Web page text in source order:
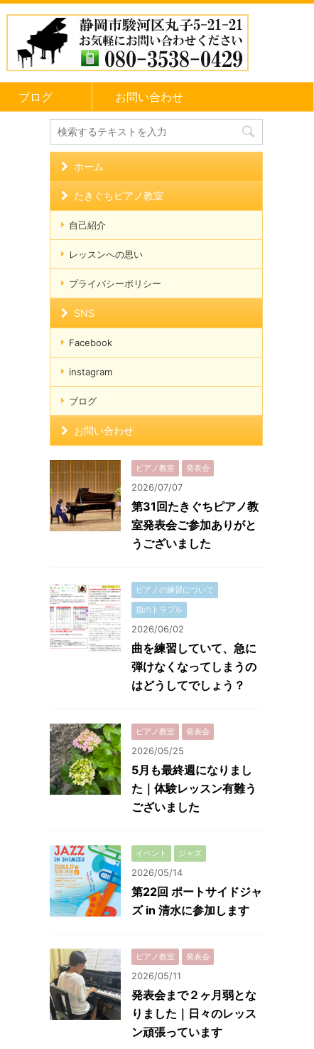
ブログ お問い合わせ
ホーム
たきぐちピアノ教室
自己紹介
レッスンへの思い
プライバシーポリシー
SNS
Facebook
instagram
ブログ
お問い合わせ
ピアノ教室 発表会
2026/07/07
第31回たきぐちピアノ教
室発表会ご参加ありがと
うございました
ピアノの練習について
指のトラブル
2026/06/02
曲を練習していて、急に
弾けなくなってしまうの
はどうしてでしょう？
ピアノ教室 発表会
2026/05/25
5月も最終週になりまし
た｜体験レッスン有難う
ございました
イベント ジャズ
2026/05/14
第22回 ポートサイドジャ
ズ in 清水に参加します
ピアノ教室 発表会
2026/05/11
発表会まで２ヶ月弱とな
りました｜日々のレッス
ン頑張っています